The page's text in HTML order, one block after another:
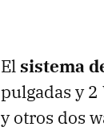
Elsistema
pulgadas y
y otros dos